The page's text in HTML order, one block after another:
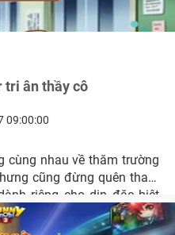
tri ân thầy cô
09:00:00
cùng nhau về thăm trường
cũng đừng quên tham
riêng cho dịp đặc biệt